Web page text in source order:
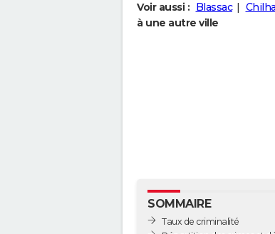
Voir aussi : Blassac
à une autre ville
SOMMAIRE
Taux de criminalité